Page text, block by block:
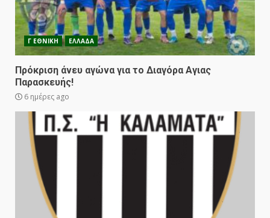
Γ ΕΘΝΙΚΗ ΕΛΛΑΔΑ
Πρόκριση άνευ αγώνα για το Διαγόρα Αγιας
Παρασκευής!
6 ημέρες ago